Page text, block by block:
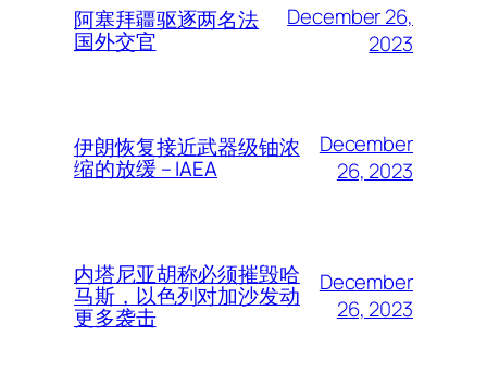
阿塞拜疆驱逐两名法
国外交官
December 26,
2023
伊朗恢复接近武器级铀浓
缩的放缓 – IAEA
December
26, 2023
内塔尼亚胡称必须摧毁哈
马斯，以色列对加沙发动
更多袭击
December
26, 2023